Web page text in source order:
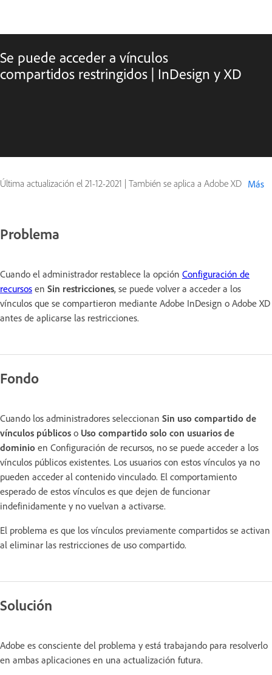
Se puede acceder a vínculos
compartidos restringidos | InDesign y XD
Última actualización el 21-12-2021 | También se aplica a Adobe XD Más
Problema
Cuando el administrador restablece la opción Configuración de
recursos en Sin restricciones, se puede volver a acceder a los
vínculos que se compartieron mediante Adobe InDesign o Adobe XD
antes de aplicarse las restricciones.
Fondo
Cuando los administradores seleccionan Sin uso compartido de
vínculos públicos o Uso compartido solo con usuarios de
dominio en Configuración de recursos, no se puede acceder a los
vínculos públicos existentes. Los usuarios con estos vínculos ya no
pueden acceder al contenido vinculado. El comportamiento
esperado de estos vínculos es que dejen de funcionar
indefinidamente y no vuelvan a activarse.
El problema es que los vínculos previamente compartidos se activan
al eliminar las restricciones de uso compartido.
Solución
Adobe es consciente del problema y está trabajando para resolverlo
en ambas aplicaciones en una actualización futura.